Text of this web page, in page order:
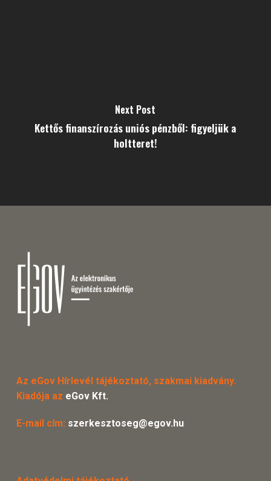
Next Post
Kettős finanszírozás uniós pénzből: figyeljük a
holtteret!
Az eGov Hírlevél tájékoztató, szakmai kiadvány.
Kiadója az eGov Kft.
E-mail cím: szerkesztoseg@egov.hu